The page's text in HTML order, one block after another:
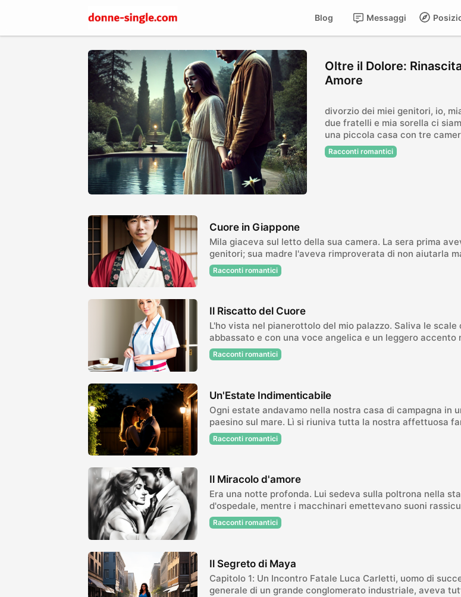
Messaggi
Blog
Oltre il Dolore:
Amore
1
divorzio dei miei genitori, io,
due fratelli e mia sorella ci
una piccola casa con tre
Racconti romantici
Cuore in Giappone
Mila giaceva sul letto della sua camera. La sera prima
genitori; sua madre l'aveva rimproverata di non aiutarla
Racconti romantici
Il Riscatto del Cuore
L'ho vista nel pianerottolo del mio palazzo. Saliva le scale
abbassato e con una voce angelica e un leggero accento
Racconti romantici
Un'Estate Indimenticabile
Ogni estate andavamo nella nostra casa di campagna in
paesino sul mare. Lì si riuniva tutta la nostra affettuosa
Veniva...
Racconti romantici
Il Miracolo d'amore
Era una notte profonda. Lui sedeva sulla poltrona nella
d'ospedale, mentre i macchinari emettevano suoni
giac...
Racconti romantici
Il Segreto di Maya
Capitolo 1: Un Incontro Fatale Luca Carletti, uomo di
generale di un grande conglomerato industriale, aveva